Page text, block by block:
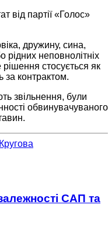
від партії «Голос»
дружину, сина,
рідних неповнолітніх
рішення стосується як
за контрактом.
звільнення, були
обвинувачуваного
САП та